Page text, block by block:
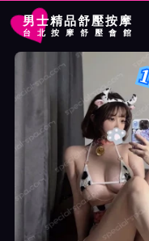
男士精品舒壓按摩
台北按摩舒壓會館
首頁 愛寶館按摩師花花詳細
愛寶館按摩師花